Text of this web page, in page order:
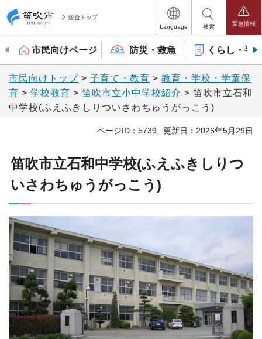
笛吹市
総合トップ
Language
検索 緊急情報
市民向けページ 防災・救急 くらし・手
市民向けトップ > 子育て・教育 > 教育・学校・学童保
育 > 学校教育 > 笛吹市立小中学校紹介 > 笛吹市立石和
中学校(ふえふきしりついさわちゅうがっこう)
ページID：5739 更新日：2026年5月29日
笛吹市立石和中学校(ふえふきしりつ
いさわちゅうがっこう)